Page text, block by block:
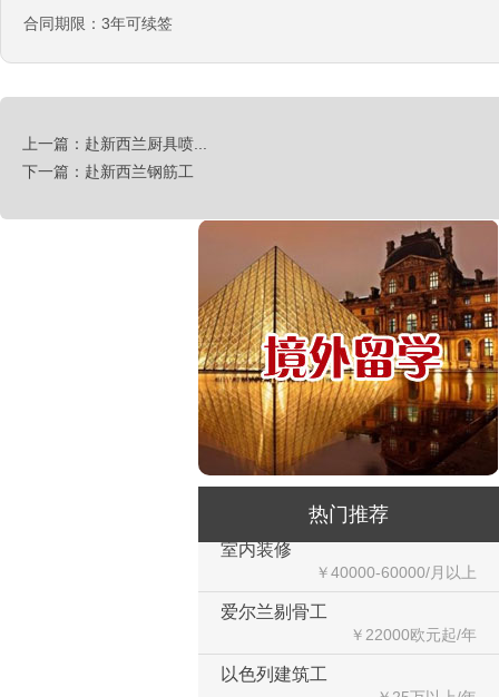
合同期限：3年可续签
上一篇：赴新西兰厨具喷...
下一篇：赴新西兰钢筋工
热门推荐
工厂类（留学签证）
￥25000-30000/月人民币
餐饮类（留学签证）
￥25000-30000/月人民币
种植类（留学签证）
￥25000-30000/月人民币
澳大利亚-汽修厂
￥6500-90000澳币/月
住家保姆
￥29000-35000/月人民币
爱尔兰剔骨工
以色列建筑工